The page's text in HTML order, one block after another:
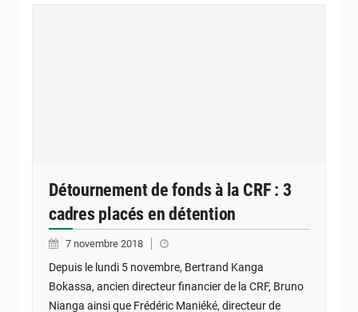
Détournement de fonds à la CRF : 3
cadres placés en détention
7 novembre 2018
Depuis le lundi 5 novembre, Bertrand Kanga
Bokassa, ancien directeur financier de la CRF, Bruno
Nianga ainsi que Frédéric Maniéké, directeur de